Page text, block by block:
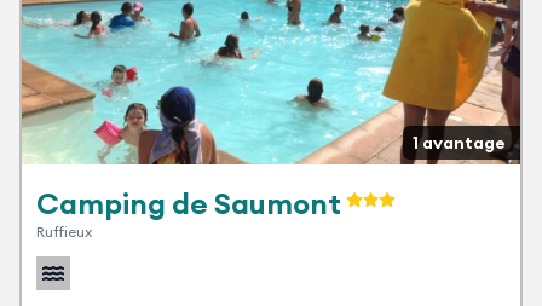
1 avantage
Camping de Saumont
Ruffieux